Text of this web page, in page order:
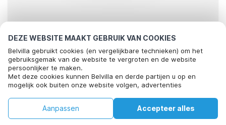
DEZE WEBSITE MAAKT GEBRUIK VAN COOKIES
Belvilla gebruikt cookies (en vergelijkbare technieken) om het
gebruiksgemak van de website te vergroten en de website
persoonlijker te maken.
Met deze cookies kunnen Belvilla en derde partijen u op en
mogelijk ook buiten onze website volgen, advertenties
social media.
Door op "accepteren" te klikken gaat u hiermee akkoord. Meer
informatie vind je in onscookiebeleid.
Accepteer alles
Aanpassen
Op zoek naar de beste verblijven..
Kaart
Filter